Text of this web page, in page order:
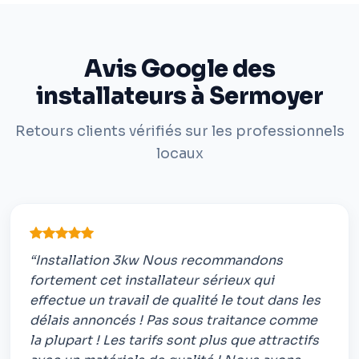
Avis Google des
installateurs à Sermoyer
Retours clients vérifiés sur les professionnels
locaux
“Installation 3kw Nous recommandons
fortement cet installateur sérieux qui
effectue un travail de qualité le tout dans les
délais annoncés ! Pas sous traitance comme
la plupart ! Les tarifs sont plus que attractifs